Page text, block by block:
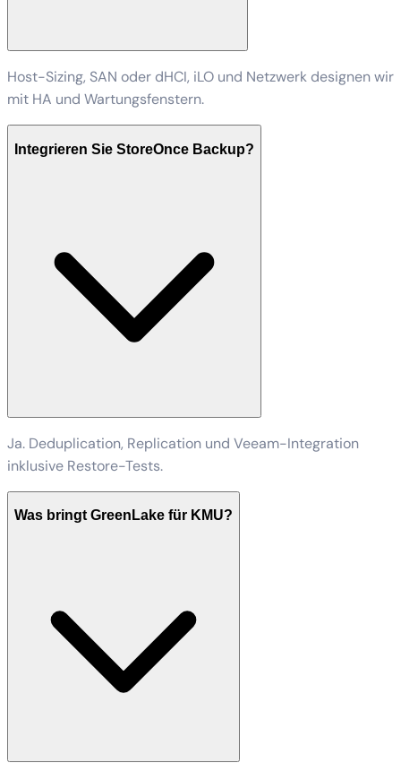
Host-Sizing, SAN oder dHCI, iLO und Netzwerk designen wir
mit HA und Wartungsfenstern.
Integrieren Sie StoreOnce Backup?
Ja. Deduplication, Replication und Veeam-Integration
inklusive Restore-Tests.
Was bringt GreenLake für KMU?